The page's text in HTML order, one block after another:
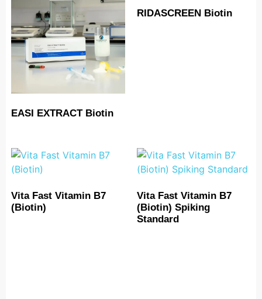
EASI EXTRACT Biotin
RIDASCREEN Biotin
Vita Fast Vitamin B7
(Biotin)
Vita Fast Vitamin B7
(Biotin) Spiking
Standard